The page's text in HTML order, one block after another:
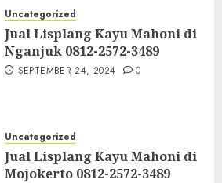
Uncategorized
Jual Lisplang Kayu Mahoni di
Nganjuk 0812-2572-3489
SEPTEMBER 24, 2024 0
Uncategorized
Jual Lisplang Kayu Mahoni di
Mojokerto 0812-2572-3489